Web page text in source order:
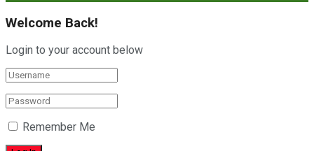
Welcome Back!
Login to your account below
Remember Me